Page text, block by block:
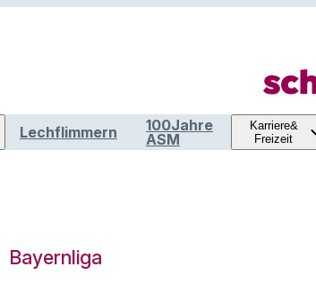
Lechflimmern
100Jahre
ASM
Karriere&
Freizeit
Bayernliga